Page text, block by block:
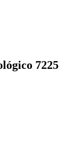
7225